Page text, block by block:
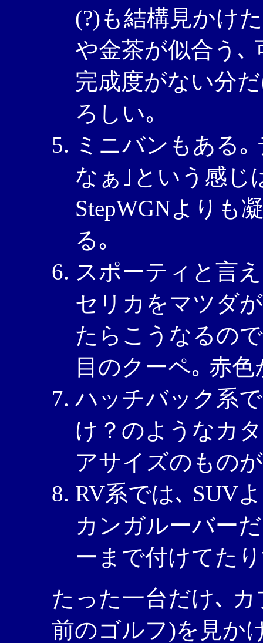
(?)も結構見かけ
や金茶が似合う､
完成度がない分
ろしい｡
ミニバンもある｡
なぁ｣という感じ
StepWGNよりも
る｡
スポーティと言
セリカをマツダ
たらこうなるの
目のクーペ｡ 赤
ハッチバック系
け？のようなカ
アサイズのもの
RV系では､ SUV
カンガルーバー
ーまで付けてた
たった一台だけ､
前のゴルフ)を見か